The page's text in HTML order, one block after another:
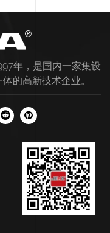
年，是国内一家集设
的高新技术企业。